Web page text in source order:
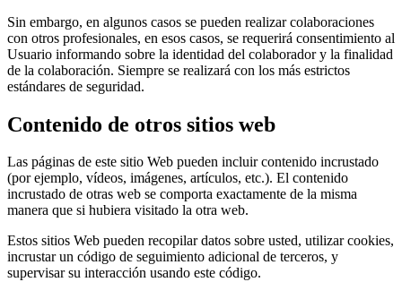
Sin embargo, en algunos casos se pueden realizar colaboraciones
con otros profesionales, en esos casos, se requerirá consentimiento al
Usuario informando sobre la identidad del colaborador y la finalidad
de la colaboración. Siempre se realizará con los más estrictos
estándares de seguridad.
Contenido de otros sitios web
Las páginas de este sitio Web pueden incluir contenido incrustado
(por ejemplo, vídeos, imágenes, artículos, etc.). El contenido
incrustado de otras web se comporta exactamente de la misma
manera que si hubiera visitado la otra web.
Estos sitios Web pueden recopilar datos sobre usted, utilizar cookies,
incrustar un código de seguimiento adicional de terceros, y
supervisar su interacción usando este código.